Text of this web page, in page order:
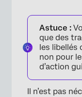
Astuce :
que des
les libellés
non pour
d’action
Il n’est pas